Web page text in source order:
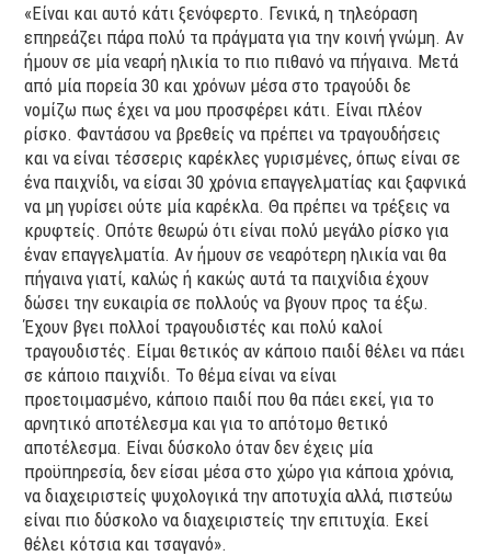
«Είναι και αυτό κάτι ξενόφερτο. Γενικά, η τηλεόραση
επηρεάζει πάρα πολύ τα πράγματα για την κοινή γνώμη. Αν
ήμουν σε μία νεαρή ηλικία το πιο πιθανό να πήγαινα. Μετά
από μία πορεία 30 και χρόνων μέσα στο τραγούδι δε
νομίζω πως έχει να μου προσφέρει κάτι. Είναι πλέον
ρίσκο. Φαντάσου να βρεθείς να πρέπει να τραγουδήσεις
και να είναι τέσσερις καρέκλες γυρισμένες, όπως είναι σε
ένα παιχνίδι, να είσαι 30 χρόνια επαγγελματίας και ξαφνικά
να μη γυρίσει ούτε μία καρέκλα. Θα πρέπει να τρέξεις να
κρυφτείς. Οπότε θεωρώ ότι είναι πολύ μεγάλο ρίσκο για
έναν επαγγελματία. Αν ήμουν σε νεαρότερη ηλικία ναι θα
πήγαινα γιατί, καλώς ή κακώς αυτά τα παιχνίδια έχουν
δώσει την ευκαιρία σε πολλούς να βγουν προς τα έξω.
Έχουν βγει πολλοί τραγουδιστές και πολύ καλοί
τραγουδιστές. Είμαι θετικός αν κάποιο παιδί θέλει να πάει
σε κάποιο παιχνίδι. Το θέμα είναι να είναι
προετοιμασμένο, κάποιο παιδί που θα πάει εκεί, για το
αρνητικό αποτέλεσμα και για το απότομο θετικό
αποτέλεσμα. Είναι δύσκολο όταν δεν έχεις μία
προϋπηρεσία, δεν είσαι μέσα στο χώρο για κάποια χρόνια,
να διαχειριστείς ψυχολογικά την αποτυχία αλλά, πιστεύω
είναι πιο δύσκολο να διαχειριστείς την επιτυχία. Εκεί
θέλει κότσια και τσαγανό».